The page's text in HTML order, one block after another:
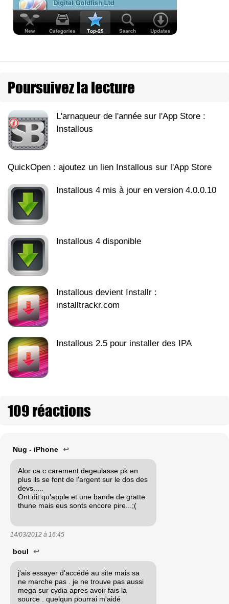
Poursuivez la lecture
L'arnaqueur de l'année sur l'App Store :
Installous
QuickOpen : ajoutez un lien Installous sur l'App Store
Installous 4 mis à jour en version 4.0.0.10
Installous 4 disponible
Installous devient Installr :
installtrackr.com
Installous 2.5 pour installer des IPA
109 réactions
Nug - iPhone ↩
Alor ca c carement degeulasse pk en
plus ils se font de l'argent sur le dos des
devs.....
Ont dit qu'apple et une bande de gratte
thune mais eus sonts encore pire...;(
14/03/2012 à 16:45
boul ↩
j'ais essayer d'accédé au site mais sa
ne marche pas . je ne trouve pas aussi
mega sur cydia apres avoir fais la
source . quelqun pourrai m'aidé